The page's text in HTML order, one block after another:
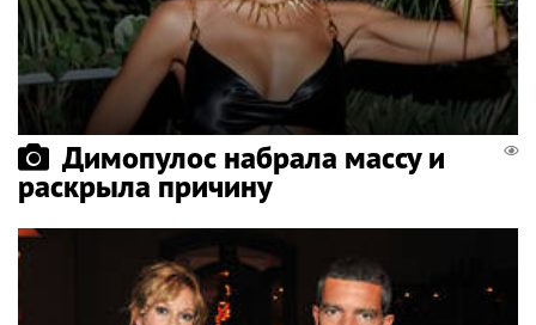
Димопулос набрала массу и
раскрыла причину